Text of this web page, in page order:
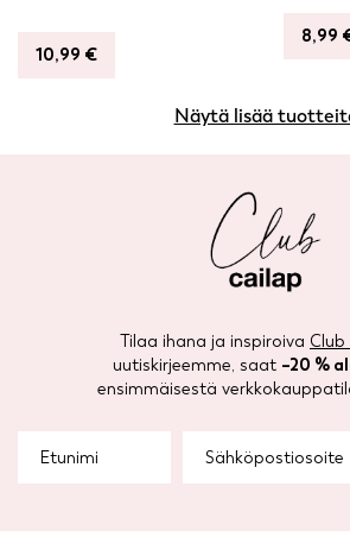
10,99 €
8,99
Näytä lisää
Tilaa ihana ja inspiroiva Club
uutiskirjeemme, saat –20 %
ensimmäisestä